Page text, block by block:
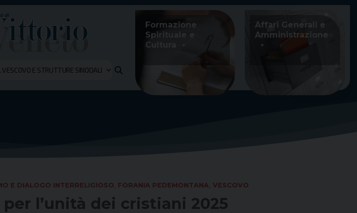
VESCOVO E STRUTTURE SINODALI
Formazione
Spirituale e
Cultura
Affari Generali e
Amministrazione
E DIALOGO INTERRELIGIOSO FORANIA PEDEMONTANA VESCOVO
l’unità dei cristiani 2025